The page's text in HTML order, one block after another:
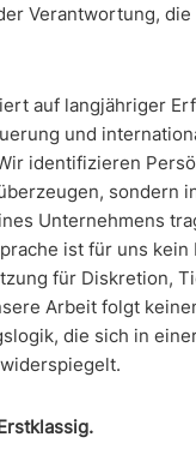
Verantwortung,
auf langjähriger
und
identifizieren
sondern
Unternehmens
ist für uns kein
für Diskretion,
Arbeit folgt
die sich in